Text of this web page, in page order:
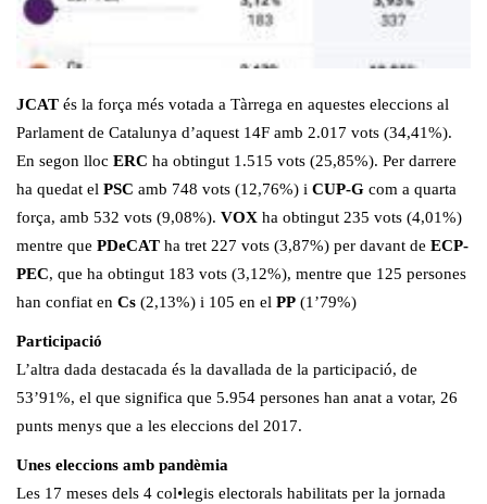
JCAT és la força més votada a Tàrrega en aquestes eleccions al
Parlament de Catalunya d’aquest 14F amb 2.017 vots (34,41%).
En segon lloc ERC ha obtingut 1.515 vots (25,85%). Per darrere
ha quedat el PSC amb 748 vots (12,76%) i CUP-G com a quarta
força, amb 532 vots (9,08%). VOX ha obtingut 235 vots (4,01%)
mentre que PDeCAT ha tret 227 vots (3,87%) per davant de ECP-
PEC, que ha obtingut 183 vots (3,12%), mentre que 125 persones
han confiat en Cs (2,13%) i 105 en el PP (1’79%)
Participació
L’altra dada destacada és la davallada de la participació, de
53’91%, el que significa que 5.954 persones han anat a votar, 26
punts menys que a les eleccions del 2017.
Unes eleccions amb pandèmia
Les 17 meses dels 4 col•legis electorals habilitats per la jornada